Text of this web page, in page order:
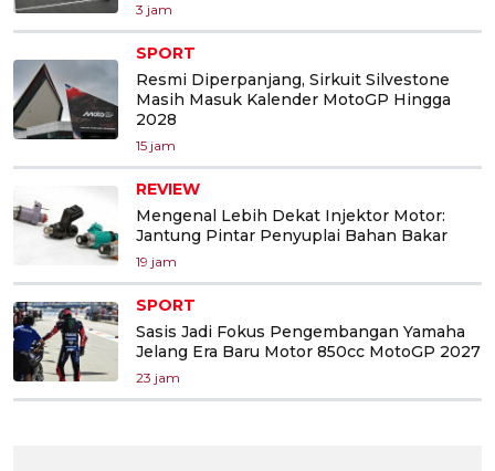
3 jam
SPORT
Resmi Diperpanjang, Sirkuit Silvestone
Masih Masuk Kalender MotoGP Hingga
2028
15 jam
REVIEW
Mengenal Lebih Dekat Injektor Motor:
Jantung Pintar Penyuplai Bahan Bakar
19 jam
SPORT
Sasis Jadi Fokus Pengembangan Yamaha
Jelang Era Baru Motor 850cc MotoGP 2027
23 jam